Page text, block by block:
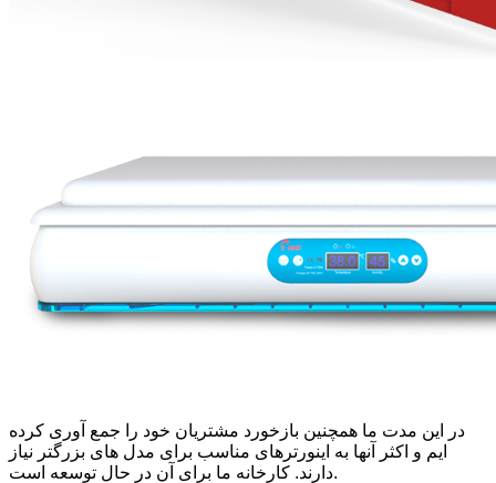
در این مدت ما همچنین بازخورد مشتریان خود را جمع آوری کرده
ایم و اکثر آنها به اینورترهای مناسب برای مدل های بزرگتر نیاز
دارند. کارخانه ما برای آن در حال توسعه است.